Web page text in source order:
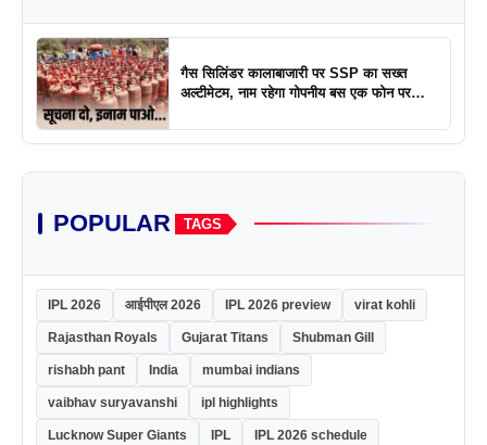
गैस सिलिंडर कालाबाजारी पर SSP का सख्त
अल्टीमेटम, नाम रहेगा गोपनीय बस एक फोन पर
POPULAR TAGS
IPL 2026 आईपीएल 2026 IPL 2026 preview virat kohli
Rajasthan Royals Gujarat Titans Shubman Gill
rishabh pant India mumbai indians
vaibhav suryavanshi ipl highlights
Lucknow Super Giants IPL IPL 2026 schedule